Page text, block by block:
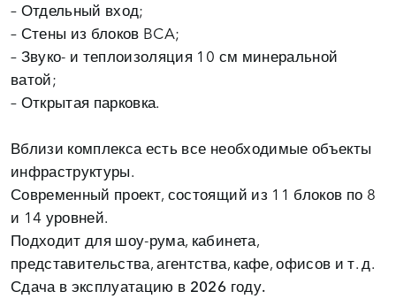
– Отдельный вход;
– Стены из блоков BCA;
– Звуко- и теплоизоляция 10 см минеральной
ватой;
– Открытая парковка.
Вблизи комплекса есть все необходимые объекты
инфраструктуры.
Современный проект, состоящий из 11 блоков по 8
и 14 уровней.
Подходит для шоу-рума, кабинета,
Сдача в эксплуатацию в 2026 году.